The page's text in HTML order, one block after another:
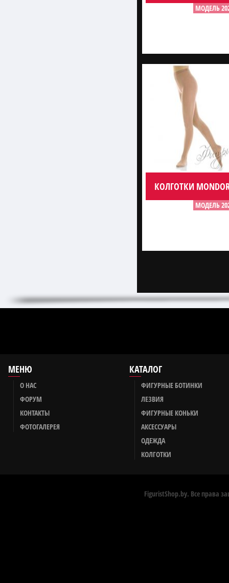
МОДЕЛЬ
КОЛГОТКИ
МОДЕЛЬ
МЕНЮ
О НАС
ФОРУМ
КОНТАКТЫ
ФОТОГАЛЕРЕЯ
КАТАЛОГ
ФИГУРНЫЕ БОТИНКИ
ЛЕЗВИЯ
ФИГУРНЫЕ КОНЬКИ
АКСЕССУАРЫ
ОДЕЖДА
КОЛГОТКИ
FiguristShop.by. Все права